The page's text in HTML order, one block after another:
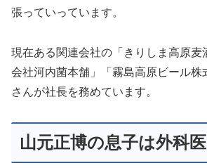
張っていっています。
現在ある関連会社の「きりしま高原麦
会社河内菌本舗」「霧島高原ビール株
さんが社長を務めています。
山元正博の息子は外科医